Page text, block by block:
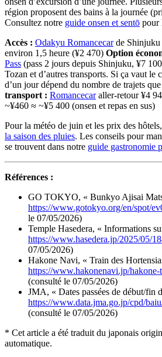
région proposent des bains à la journée
Consultez notre guide onsen et sentō pour
Accès : Odakyu Romancecarde Shinjuku
environ 1,5 heure (¥2 470) Option
Pass (pass 2 jours depuis Shinjuku, ¥7
Tozan et d’autres transports. Si ça vaut le
d’un jour dépend du nombre de trajets
transport : Romancecaraller-retour ¥4
~¥460 ≈ ~¥5 400 (onsen et repas en sus)
Pour la météo de juin et les prix des
la saison des pluies. Les conseils pour
se trouvent dans notre guide gastronomie
Références :
GO TOKYO, « Bunkyo Ajisai
https://www.gotokyo.org/en/spot/
le 07/05/2026)
Temple Hasedera, « Informations
https://www.hasedera.jp/2025/05/
07/05/2026)
Hakone Navi, « Train des
https://www.hakonenavi.jp/hakone-
(consulté le 07/05/2026)
JMA, « Dates passées de début/fin
https://www.data.jma.go.jp/cpd/
(consulté le 07/05/2026)
* Cet article a été traduit du japonais
automatique.